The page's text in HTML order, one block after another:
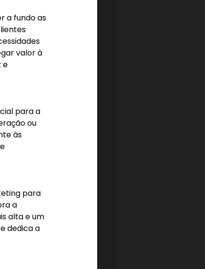
a fundo as
valor à
e
para a
ou
às
para
a
alta e um
dedica a